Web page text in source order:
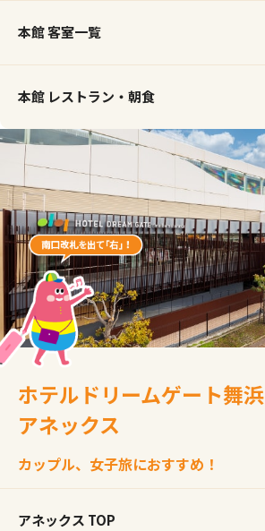
本館 客室一覧
本館 レストラン・朝食
ホテルドリームゲート舞浜
アネックス
カップル、女子旅におすすめ！
アネックス TOP